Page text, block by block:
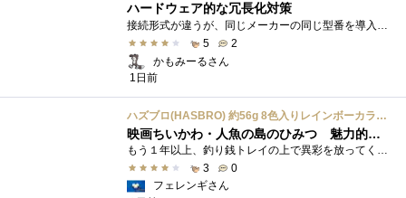
ハードウェア的な冗長化対策
接続形式が違うが、同じメーカーの同じ型番を導入しています。製品としてのレビューは下記の方で行っています。いざ使おうとしたときに故障�...
5
2
かもみーるさん
1日前
ハズブロ(HASBRO) 約56g 8色入りレインボーカラーのプレイ・ドー、新学期用品、2才以上のプリスクールの子供向け、子供向けのアート&クラフト 粘土 ねんど、こどもの日、子供の日プレゼント
映画ちいかわ・人魚の島のひみつ 魅力的なビラン：セイレーンを造ってみた
もう１年以上、釣り銭トレイの上で異彩を放ってくれたミャクミャクのマグネット 映画ちいかわ人魚の島のひみつを鑑賞後、素敵なビランのセイ...
3
0
フェレンギさん